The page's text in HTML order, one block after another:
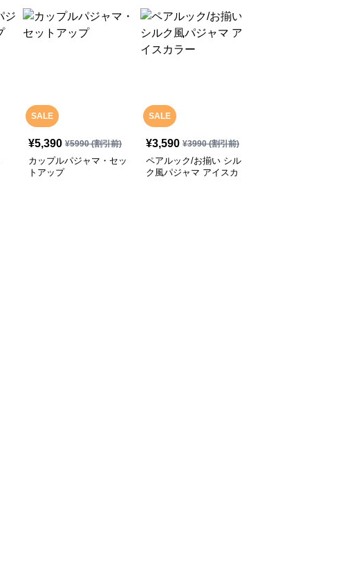
SALE
¥5,390 ¥5990(割引前)
カップルパジャマ・セッ
トアップ
SALE
¥3,590 ¥3990(割引前)
ペアルック/お揃い シル
ク風パジャマ アイスカ